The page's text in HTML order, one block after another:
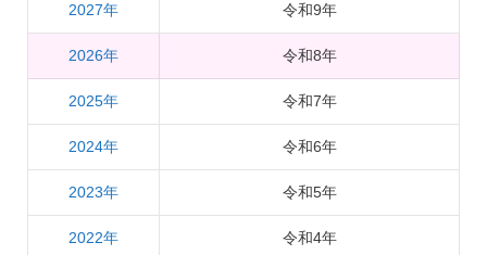
2027年 令和9年
2026年 令和8年
2025年 令和7年
2024年 令和6年
2023年 令和5年
2022年 令和4年